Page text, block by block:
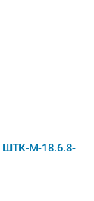
ШТК-М-18.6.8-